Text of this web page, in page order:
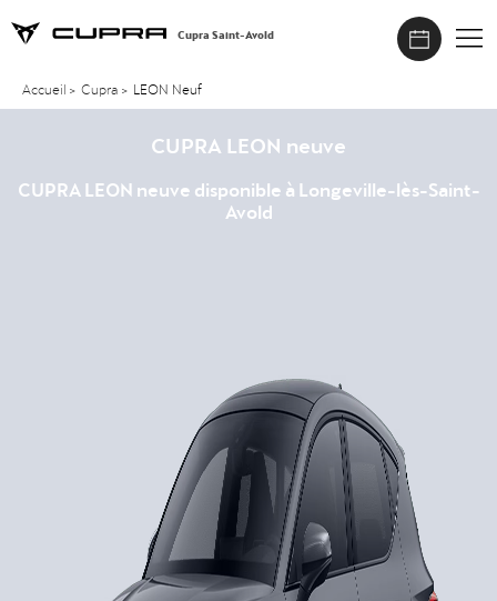
Cupra Saint-Avold
Accueil > Cupra > LEON Neuf
CUPRA LEON neuve
CUPRA LEON neuve disponible à Longeville-lès-Saint-
Avold